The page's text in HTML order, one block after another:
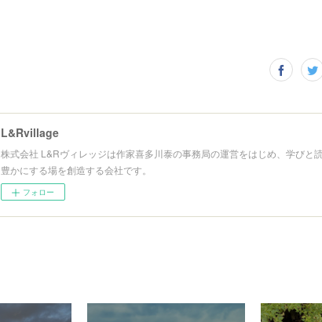
L&Rvillage
株式会社 L&Rヴィレッジは作家喜多川泰の事務局の運営をはじめ、学びと
豊かにする場を創造する会社です。
フォロー